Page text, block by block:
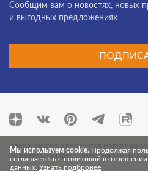
Cообщим вам о новостях, новых
и выгодных предложениях
Цвет и текстура продуктов могут
особенностей цветопередачи монитора.
Мы используем cookie. Продолжая
соглашаетесь с политикой в
данных. Узнать подбронее